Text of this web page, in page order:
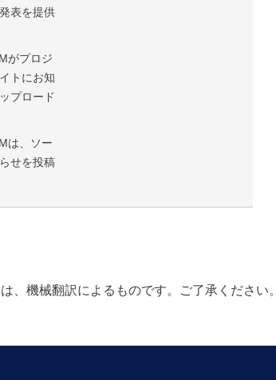
表を提供
がプロジ
トにお知
プロード
は、ソー
せを投稿
、機械翻訳によるものです。ご了承ください。